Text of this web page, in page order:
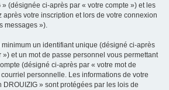
(désignée ci-après par « votre compte ») et les
votre inscription et lors de votre connexion
messages »).
un identifiant unique (désigné ci-après
») et un mot de passe personnel vous permettant
(désigné ci-après par « votre mot de
personnelle. Les informations de votre
» sont protégées par les lois de